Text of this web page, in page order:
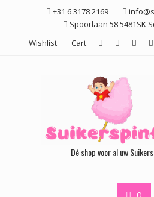
+31 6 3178 2169
Spoorlaan 58 5481SK
Wishlist
Cart
Dé shop voor al uw